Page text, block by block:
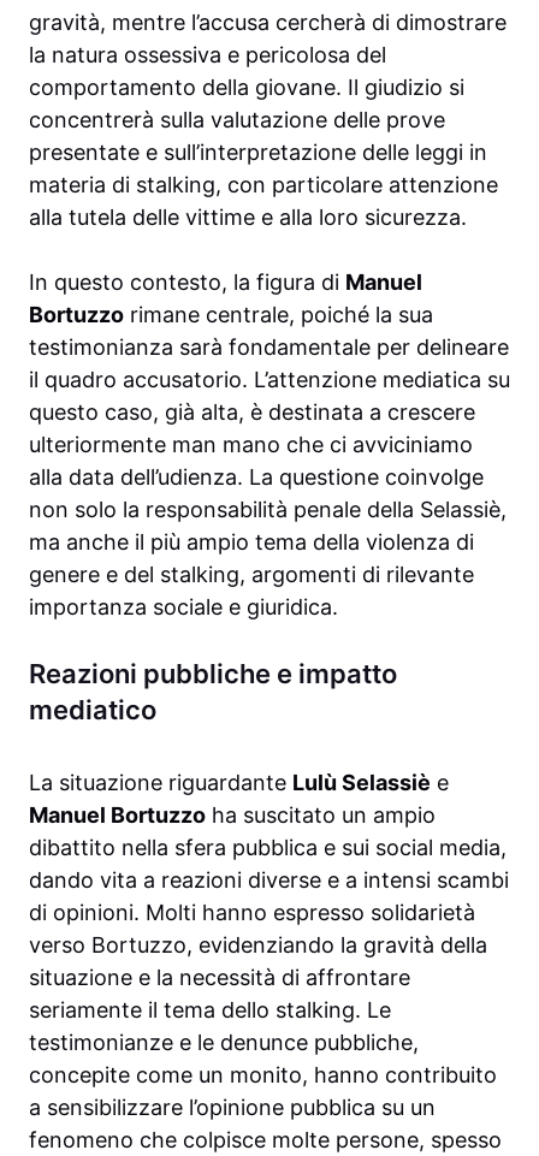
gravità, mentre l’accusa cercherà di dimostrare
la natura ossessiva e pericolosa del
comportamento della giovane. Il giudizio si
concentrerà sulla valutazione delle prove
presentate e sull’interpretazione delle leggi in
materia di stalking, con particolare attenzione
alla tutela delle vittime e alla loro sicurezza.
In questo contesto, la figura di Manuel
Bortuzzo rimane centrale, poiché la sua
testimonianza sarà fondamentale per delineare
il quadro accusatorio. L’attenzione mediatica su
questo caso, già alta, è destinata a crescere
ulteriormente man mano che ci avviciniamo
alla data dell’udienza. La questione coinvolge
non solo la responsabilità penale della Selassiè,
ma anche il più ampio tema della violenza di
genere e del stalking, argomenti di rilevante
importanza sociale e giuridica.
Reazioni pubbliche e impatto
mediatico
La situazione riguardante Lulù Selassiè e
Manuel Bortuzzo ha suscitato un ampio
dibattito nella sfera pubblica e sui social media,
dando vita a reazioni diverse e a intensi scambi
di opinioni. Molti hanno espresso solidarietà
verso Bortuzzo, evidenziando la gravità della
situazione e la necessità di affrontare
seriamente il tema dello stalking. Le
testimonianze e le denunce pubbliche,
concepite come un monito, hanno contribuito
a sensibilizzare l’opinione pubblica su un
fenomeno che colpisce molte persone, spesso